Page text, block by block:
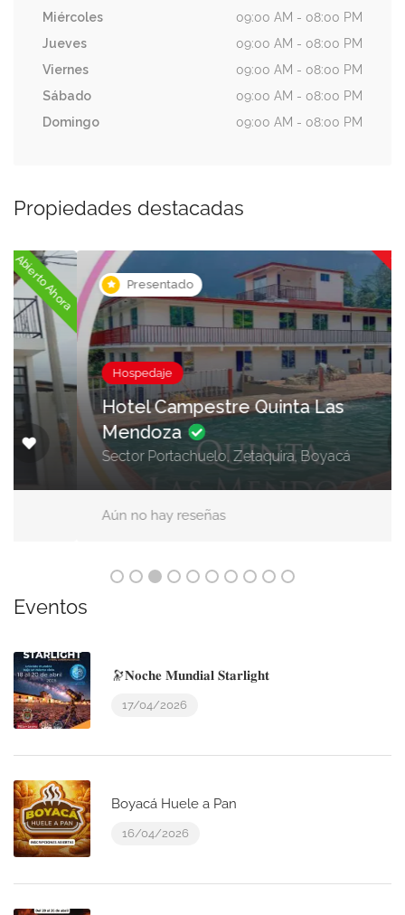
Miércoles
09:00 AM - 08:00 PM
Jueves
09:00 AM - 08:00 PM
Viernes
09:00 AM - 08:00 PM
Sábado
09:00 AM - 08:00 PM
Domingo
09:00 AM - 08:00 PM
Propiedades destacadas
Presentado Ahora cerrado
Hospedaje
Hotel Campestre Quinta Las
Mendoza
Sector Portachuelo, Zetaquira, Boyacá
Aún no hay reseñas
Eventos
🔭𝐍𝐨𝐜𝐡𝐞 𝐌𝐮𝐧𝐝𝐢𝐚𝐥 𝐒𝐭𝐚𝐫𝐥𝐢𝐠𝐡𝐭
17/04/2026
Boyacá Huele a Pan
16/04/2026